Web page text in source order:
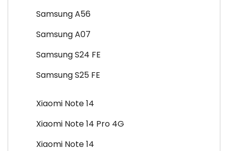
Samsung A56
Samsung A07
Samsung S24 FE
Samsung S25 FE
Xiaomi Note 14
Xiaomi Note 14 Pro 4G
Xiaomi Note 14